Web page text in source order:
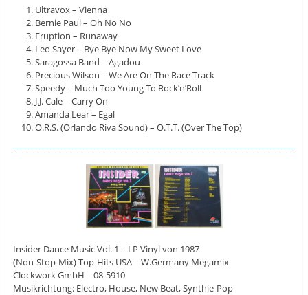
Ultravox – Vienna
Bernie Paul – Oh No No
Eruption – Runaway
Leo Sayer – Bye Bye Now My Sweet Love
Saragossa Band – Agadou
Precious Wilson – We Are On The Race Track
Speedy – Much Too Young To Rock’n’Roll
J.J. Cale – Carry On
Amanda Lear – Egal
O.R.S. (Orlando Riva Sound) – O.T.T. (Over The Top)
Insider Dance Music Vol. 1 – LP Vinyl von 1987
(Non-Stop-Mix) Top-Hits USA – W.Germany Megamix
Clockwork GmbH – 08-5910
Musikrichtung: Electro, House, New Beat, Synthie-Pop